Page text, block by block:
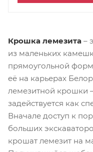
Крошка лемезита –
из маленьких
прямоугольной
её на карьерах
лемезитной крошки
задействуется как
Вначале доступ к
больших
крошат лемезит на